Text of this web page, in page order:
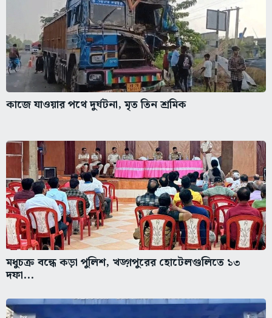
কাজে যাওয়ার পথে দুর্ঘটনা, মৃত তিন শ্রমিক
মধুচক্র বন্ধে কড়া পুলিশ, খড়্গপুরের হোটেলগুলিতে ১৩
দফা...